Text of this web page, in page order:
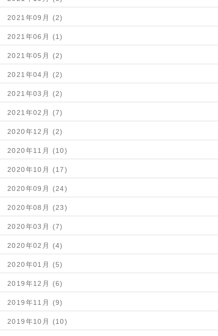
2021年09月 (2)
2021年06月 (1)
2021年05月 (2)
2021年04月 (2)
2021年03月 (2)
2021年02月 (7)
2020年12月 (2)
2020年11月 (10)
2020年10月 (17)
2020年09月 (24)
2020年08月 (23)
2020年03月 (7)
2020年02月 (4)
2020年01月 (5)
2019年12月 (6)
2019年11月 (9)
2019年10月 (10)